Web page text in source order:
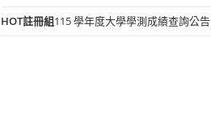
HOT註冊組115 學年度大學學測成績查詢公告